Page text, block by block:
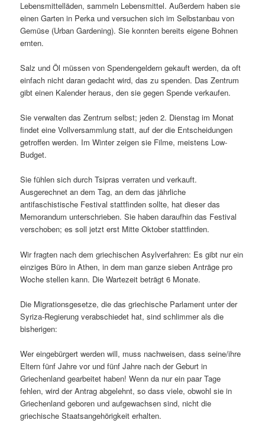
Lebensmittelläden, sammeln Lebensmittel. Außerdem haben sie
einen Garten in Perka und versuchen sich im Selbstanbau von
Gemüse (Urban Gardening). Sie konnten bereits eigene Bohnen
ernten.
Salz und Öl müssen von Spendengeldern gekauft werden, da oft
einfach nicht daran gedacht wird, das zu spenden. Das Zentrum
gibt einen Kalender heraus, den sie gegen Spende verkaufen.
Sie verwalten das Zentrum selbst; jeden 2. Dienstag im Monat
findet eine Vollversammlung statt, auf der die Entscheidungen
getroffen werden. Im Winter zeigen sie Filme, meistens Low-
Budget.
Sie fühlen sich durch Tsipras verraten und verkauft.
Ausgerechnet an dem Tag, an dem das jährliche
antifaschistische Festival stattfinden sollte, hat dieser das
Memorandum unterschrieben. Sie haben daraufhin das Festival
verschoben; es soll jetzt erst Mitte Oktober stattfinden.
Wir fragten nach dem griechischen Asylverfahren: Es gibt nur ein
einziges Büro in Athen, in dem man ganze sieben Anträge pro
Woche stellen kann. Die Wartezeit beträgt 6 Monate.
Die Migrationsgesetze, die das griechische Parlament unter der
Syriza-Regierung verabschiedet hat, sind schlimmer als die
bisherigen:
Wer eingebürgert werden will, muss nachweisen, dass seine/ihre
Eltern fünf Jahre vor und fünf Jahre nach der Geburt in
Griechenland gearbeitet haben! Wenn da nur ein paar Tage
fehlen, wird der Antrag abgelehnt, so dass viele, obwohl sie in
Griechenland geboren und aufgewachsen sind, nicht die
griechische Staatsangehörigkeit erhalten.